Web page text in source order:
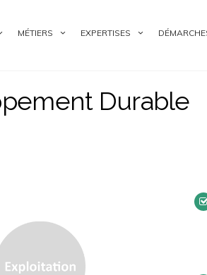
MÉTIERS EXPERTISES
Durable